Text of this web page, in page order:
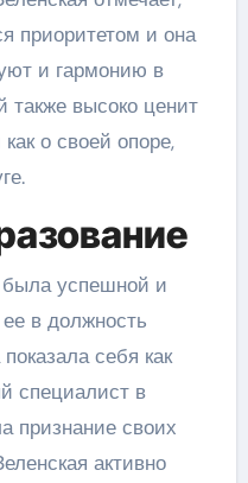
приоритетом и она
и гармонию в
высоко ценит
о своей опоре,
успешной и
в должность
себя как
специалист в
признание своих
активно